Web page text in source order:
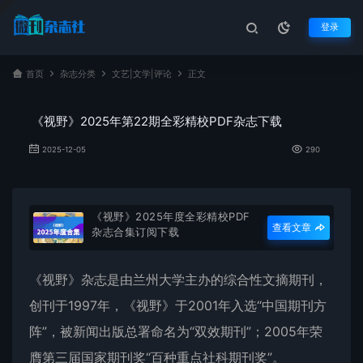
登录
首页 杂志分类 文艺|文学|评论 正文
《视野》2025年第22期全彩精校PDF杂志下载
2025-12-05 290
《视野》2025年度全彩精校PDF
杂志合集订阅下载
查看文章
《视野》杂志是由兰州大学主办的综合性文摘期刊，
创刊于1997年，《视野》于2001年入选“中国期刊方
阵”，被新闻出版总署命名为“双效期刊”；2005年荣
膺第三届国家期刊奖“百种重点社科期刊奖”。